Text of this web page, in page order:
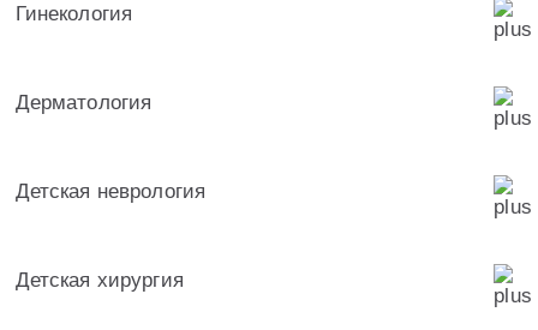
Гинекология
Дерматология
Детская неврология
Детская хирургия